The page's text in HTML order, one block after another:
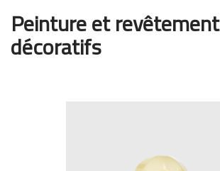
Peinture et revêtement
décoratifs